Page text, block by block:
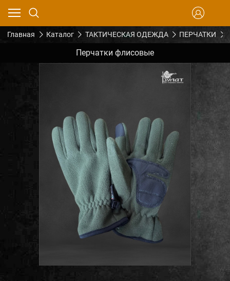
Главная Каталог ТАКТИЧЕСКАЯ ОДЕЖДА ПЕРЧАТКИ
Перчатки флисовые